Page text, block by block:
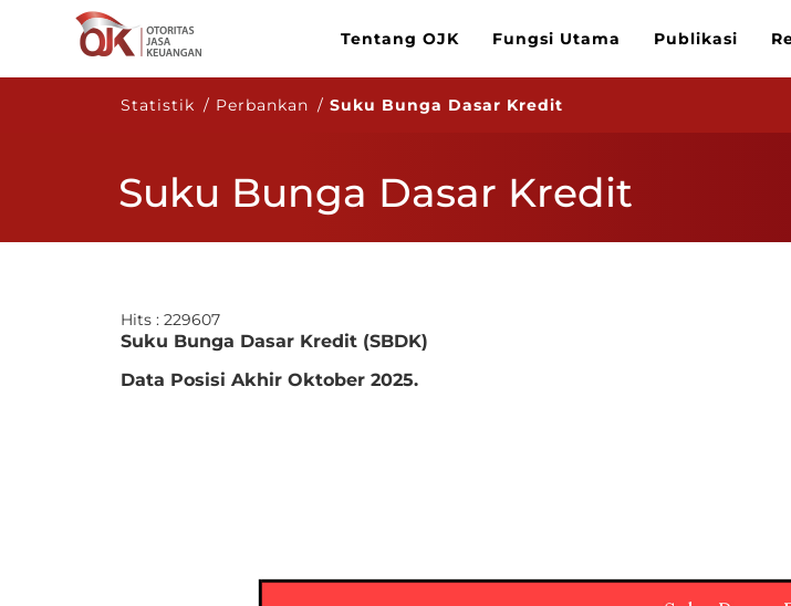
Tentang OJK Fungsi Utama Publikasi
Statistik / Perbankan /Suku Bunga Dasar Kredit
Suku Bunga Dasar Kredit
Hits : 229607
Suku Bunga Dasar Kredit (SBDK)
Data Posisi Akhir Oktober 2025.